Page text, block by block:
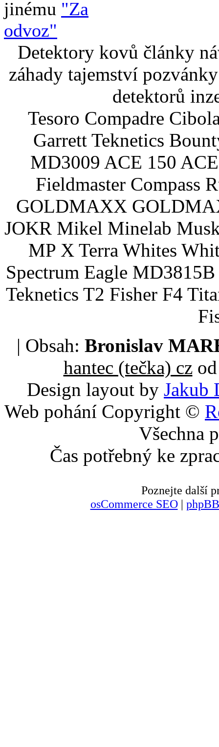
jinému "Za
odvoz"
Detektory kovů články
záhady tajemství
detektorů
Tesoro Compadre
Garrett Teknetics
MD3009 ACE 150
Fieldmaster Compass
GOLDMAXX
JOKR Mikel Minelab
MP X Terra Whites
Spectrum Eagle
Teknetics T2 Fisher F4
| Obsah: Bronislav
hantec (tečka) czod
Design layout by Jakub
Web pohání Copyright ©
Všechna
Čas potřebný ke
Poznejte další
osCommerce SEO|